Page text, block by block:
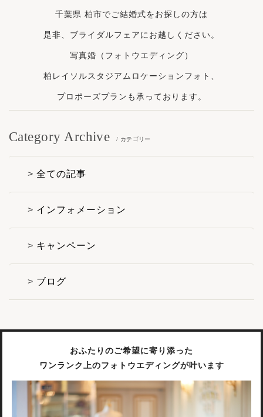
千葉県 柏市でご結婚式をお探しの方は
是非、ブライダルフェアにお越しください。
写真婚（フォトウエディング）
柏レイソルスタジアムロケーションフォト、
プロポーズプランも承っております。
Category Archive / カテゴリー
全ての記事
インフォメーション
キャンペーン
ブログ
おふたりのご希望に寄り添った
ワンランク上のフォトウエディングが叶います